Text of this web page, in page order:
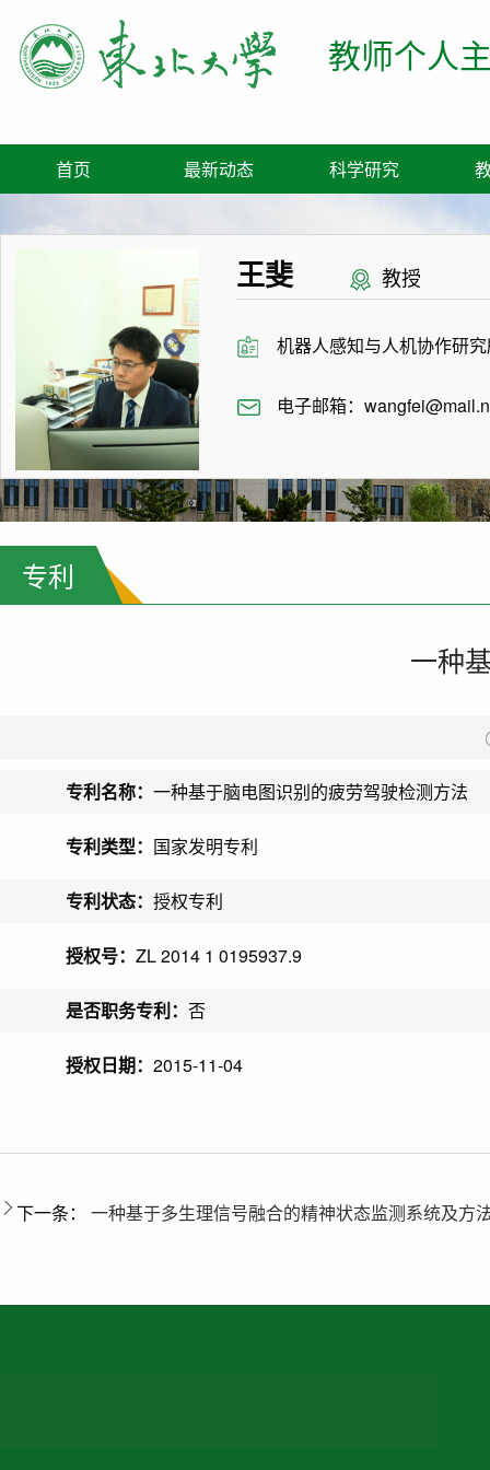
教师个人
首页 最新动态 科学研究
王斐 教授
机器人感知与人机协作研
电子邮箱：
专利
一种
专利名称： 一种基于脑电图识别的疲劳驾驶检测方法
专利类型： 国家发明专利
专利状态： 授权专利
授权号： ZL 2014 1 0195937.9
是否职务专利： 否
授权日期： 2015-11-04
下一条： 一种基于多生理信号融合的精神状态监测系统及方